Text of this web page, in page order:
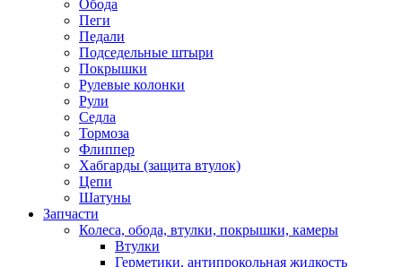
Обода
Пеги
Педали
Подседельные штыри
Покрышки
Рулевые колонки
Рули
Седла
Тормоза
Флиппер
Хабгарды (защита втулок)
Цепи
Шатуны
Запчасти
Колеса, обода, втулки, покрышки, камеры
Втулки
Герметики, антипрокольная жидкость